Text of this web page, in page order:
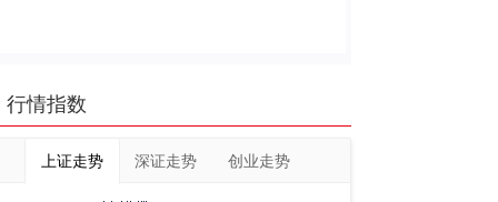
行情指数
上证走势 深证走势 创业走势